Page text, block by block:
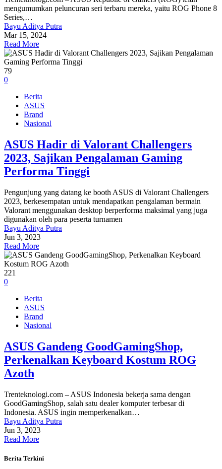
mengumumkan peluncuran seri terbaru mereka, yaitu ROG Phone 8
Series,…
Bayu Aditya Putra
Mar 15, 2024
Read More
79
0
Berita
ASUS
Brand
Nasional
ASUS Hadir di Valorant Challengers
2023, Sajikan Pengalaman Gaming
Performa Tinggi
Pengunjung yang datang ke booth ASUS di Valorant Challengers
2023, berkesempatan untuk mendapatkan pengalaman bermain
Valorant menggunakan desktop berperforma maksimal yang juga
digunakan oleh para peserta turnamen
Bayu Aditya Putra
Jun 3, 2023
Read More
221
0
Berita
ASUS
Brand
Nasional
ASUS Gandeng GoodGamingShop,
Perkenalkan Keyboard Kostum ROG
Azoth
Trenteknologi.com – ASUS Indonesia bekerja sama dengan
GoodGamingShop, salah satu dealer komputer terbesar di
Indonesia. ASUS ingin memperkenalkan…
Bayu Aditya Putra
Jun 3, 2023
Read More
Berita Terkini